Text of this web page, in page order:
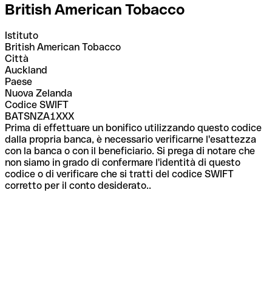
British American Tobacco
Istituto
British American Tobacco
Città
Auckland
Paese
Nuova Zelanda
Codice SWIFT
BATSNZA1XXX
Prima di effettuare un bonifico utilizzando questo codice
dalla propria banca, è necessario verificarne l'esattezza
con la banca o con il beneficiario. Si prega di notare che
non siamo in grado di confermare l'identità di questo
codice o di verificare che si tratti del codice SWIFT
corretto per il conto desiderato..